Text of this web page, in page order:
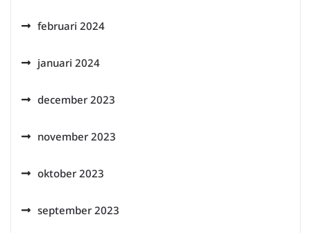
februari 2024
januari 2024
december 2023
november 2023
oktober 2023
september 2023